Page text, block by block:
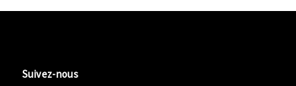
Suivez-nous